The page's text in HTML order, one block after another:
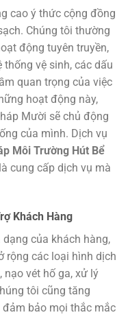
cao ý thức cộng đồng
Chúng tôi thường
động tuyên truyền,
thống vệ sinh, các dấu
quan trọng của việc
hoạt động này,
Mười sẽ chủ động
của mình. Dịch vụ
Môi Trường Hút Bể
cung cấp dịch vụ mà
Khách Hàng
của khách hàng,
rộng các loại hình dịch
nạo vét hố ga, xử lý
tôi cũng tăng
bảo mọi thắc mắc